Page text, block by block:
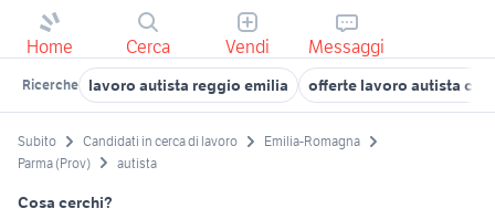
Home Cerca Vendi Messaggi
Ricerche lavoro autista reggio emilia offerte lavoro autista ce
Subito Candidati in cerca di lavoro
Emilia-Romagna
Parma (Prov)
autista
Cosa cerchi?